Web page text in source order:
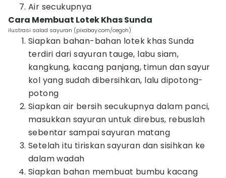
Air secukupnya
Cara Membuat Lotek Khas Sunda
ilustrasi salad sayuran (pixabay.com/cegoh)
Siapkan bahan-bahan lotek khas Sunda
terdiri dari sayuran tauge, labu siam,
kangkung, kacang panjang, timun dan sayur
kol yang sudah dibersihkan, lalu dipotong-
potong
Siapkan air bersih secukupnya dalam panci,
masukkan sayuran untuk direbus, rebuslah
sebentar sampai sayuran matang
Setelah itu tiriskan sayuran dan sisihkan ke
dalam wadah
Siapkan bahan membuat bumbu kacang